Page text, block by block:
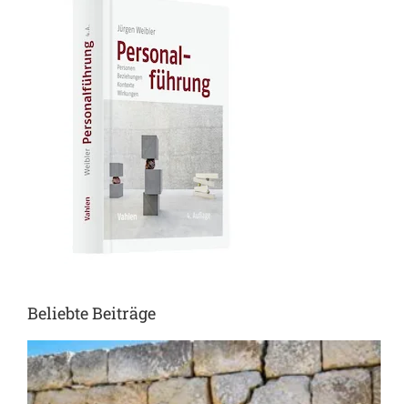
Beliebte Beiträge